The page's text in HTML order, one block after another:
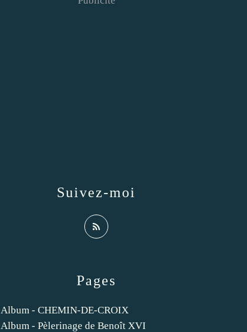
Pages
Album - CHEMIN-DE-CROIX
Album - Pèlerinage de Benoît XVI
Suivez-moi